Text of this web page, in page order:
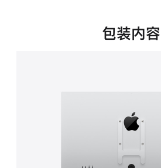
中
包装内容